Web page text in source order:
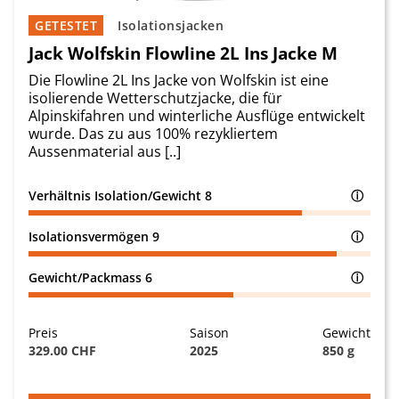
Isolationsjacken
GETESTET
Jack Wolfskin Flowline 2L Ins Jacke M
Die Flowline 2L Ins Jacke von Wolfskin ist eine
isolierende Wetterschutzjacke, die für
Alpinskifahren und winterliche Ausflüge entwickelt
wurde. Das zu aus 100% rezykliertem
Aussenmaterial aus [..]
Verhältnis Isolation/Gewicht 8 ⓘ
Isolationsvermögen 9 ⓘ
Gewicht/Packmass 6 ⓘ
Preis
329.00 CHF
Saison
2025
Gewicht
850 g